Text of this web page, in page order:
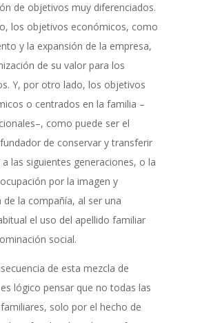
de objetivos muy diferenciados.
los objetivos económicos, como
y la expansión de la empresa,
de su valor para los
Y, por otro lado, los objetivos
o centrados en la familia –
como puede ser el
de conservar y transferir
las siguientes generaciones, o la
por la imagen y
de la compañía, al ser una
el uso del apellido familiar
social.
de esta mezcla de
lógico pensar que no todas las
solo por el hecho de